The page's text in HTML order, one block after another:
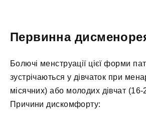
Первинна
Болючі менструації цієї форми
зустрічаються у дівчаток при
місячних) або молодих дівчат (16-
Причини дискомфорту: